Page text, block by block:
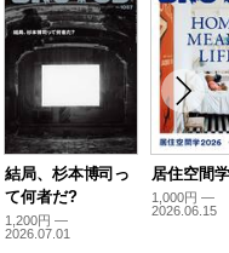
結局、杉本博司っ
て何者だ?
1,200円 —
2026.07.01
居住空間
1,000円 —
2026.06.15